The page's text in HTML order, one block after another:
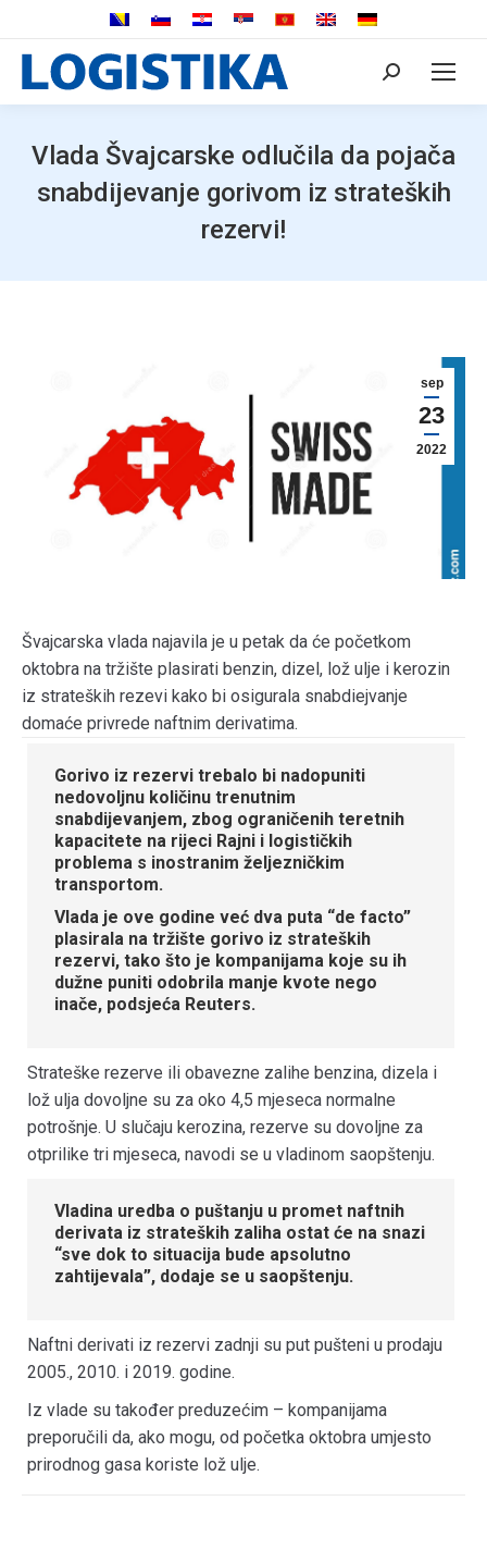
Search:
Vlada Švajcarske odlučila da pojača
snabdijevanje gorivom iz strateških
rezervi!
sep
23
2022
Švajcarska vlada najavila je u petak da će početkom
oktobra na tržište plasirati benzin, dizel, lož ulje i kerozin
iz strateških rezevi kako bi osigurala snabdiejvanje
domaće privrede naftnim derivatima.
Gorivo iz rezervi trebalo bi nadopuniti
nedovoljnu količinu trenutnim
snabdijevanjem, zbog ograničenih teretnih
kapacitete na rijeci Rajni i logističkih
problema s inostranim željezničkim
transportom.
Vlada je ove godine već dva puta “de facto”
plasirala na tržište gorivo iz strateških
rezervi, tako što je kompanijama koje su ih
dužne puniti odobrila manje kvote nego
inače, podsjeća Reuters.
Strateške rezerve ili obavezne zalihe benzina, dizela i
lož ulja dovoljne su za oko 4,5 mjeseca normalne
potrošnje. U slučaju kerozina, rezerve su dovoljne za
otprilike tri mjeseca, navodi se u vladinom saopštenju.
Vladina uredba o puštanju u promet naftnih
derivata iz strateških zaliha ostat će na snazi
“sve dok to situacija bude apsolutno
zahtijevala”, dodaje se u saopštenju.
Naftni derivati iz rezervi zadnji su put pušteni u prodaju
2005., 2010. i 2019. godine.
Iz vlade su također preduzećim – kompanijama
preporučili da, ako mogu, od početka oktobra umjesto
prirodnog gasa koriste lož ulje.